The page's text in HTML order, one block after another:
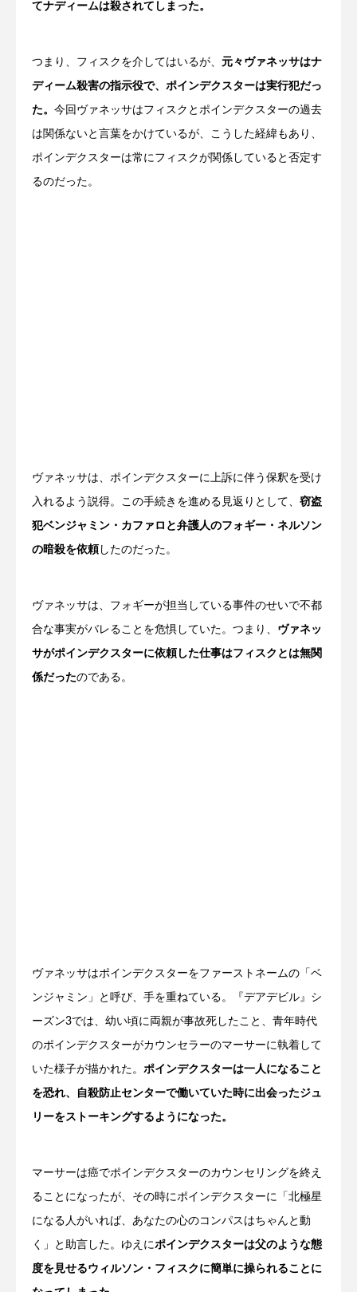
てナディームは殺されてしまった。
つまり、フィスクを介してはいるが、 元々ヴァネッサはナ
ディーム殺害の指示役で、ポインデクスターは実行犯だっ
た。 今回ヴァネッサはフィスクとポインデクスターの過去
は関係ないと言葉をかけているが、こうした経緯もあり、
ポインデクスターは常にフィスクが関係していると否定す
るのだった。
ヴァネッサは、ポインデクスターに上訴に伴う保釈を受け
入れるよう説得。この手続きを進める見返りとして、 窃盗
犯ベンジャミン・カファロと弁護人のフォギー・ネルソン
の暗殺を依頼 したのだった。
ヴァネッサは、フォギーが担当している事件のせいで不都
合な事実がバレることを危惧していた。つまり、 ヴァネッ
サがポインデクスターに依頼した仕事はフィスクとは無関
係だったのである。
ヴァネッサはポインデクスターをファーストネームの「ベ
ンジャミン」と呼び、手を重ねている。『デアデビル』シ
ーズン3では、幼い頃に両親が事故死したこと、青年時代
のポインデクスターがカウンセラーのマーサーに執着して
いた様子が描かれた。 ポインデクスターは一人になること
を恐れ、自殺防止センターで働いていた時に出会ったジュ
リーをストーキングするようになった。
マーサーは癌でポインデクスターのカウンセリングを終え
ることになったが、その時にポインデクスターに「北極星
になる人がいれば、あなたの心のコンパスはちゃんと動
く」と助言した。ゆえにポインデクスターは父のような態
度を見せるウィルソン・フィスクに簡単に操られることに